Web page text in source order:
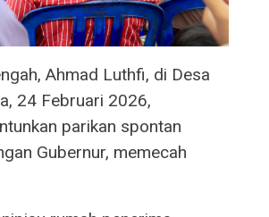
Ahmad Luthfi, di Desa
24 Februari 2026,
parikan spontan
Gubernur, memecah